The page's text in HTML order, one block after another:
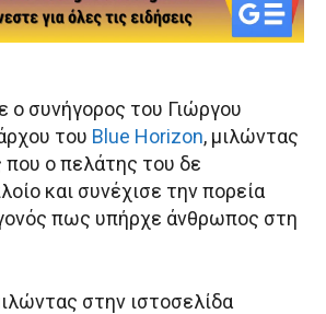
ο συνήγορος του Γιώργου
του Blue Horizon, μιλώντας
που ο πελάτης του δε
και συνέχισε την πορεία
πως υπήρχε άνθρωπος στη
στην ιστοσελίδα